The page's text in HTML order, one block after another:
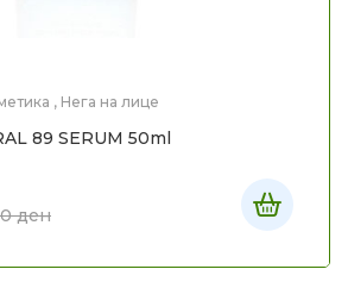
, Нега на лице
89 SERUM 50ml
ден